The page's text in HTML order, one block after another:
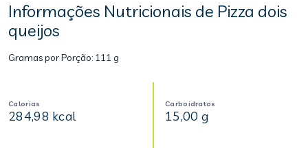
Informações Nutricionais de Pizza dois
queijos
Gramas por Porção: 111 g
Calorias
284,98 kcal
Carboidratos
15,00 g